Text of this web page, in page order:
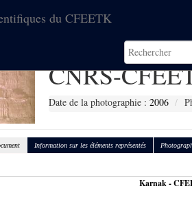
du CFEETK
CNRS-
Date de la photographie : 2006
Information sur les éléments représentés